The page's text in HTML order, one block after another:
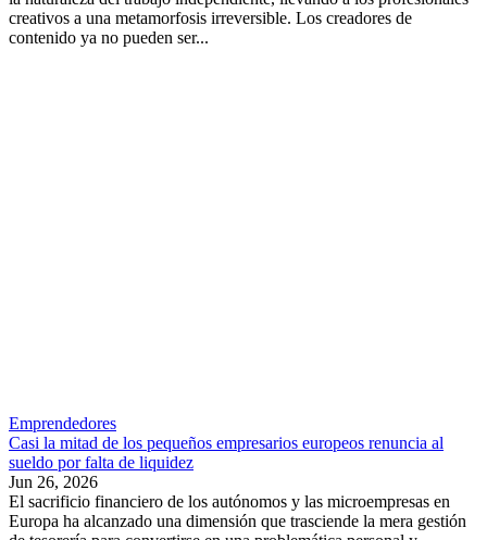
creativos a una metamorfosis irreversible. Los creadores de
contenido ya no pueden ser...
Emprendedores
Casi la mitad de los pequeños empresarios europeos renuncia al
sueldo por falta de liquidez
Jun 26, 2026
El sacrificio financiero de los autónomos y las microempresas en
Europa ha alcanzado una dimensión que trasciende la mera gestión